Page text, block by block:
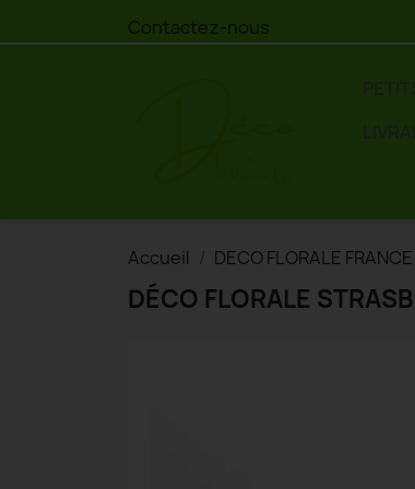
Contactez-nous
Accueil DECO FLORALE FRANCE
DÉCO FLORALE